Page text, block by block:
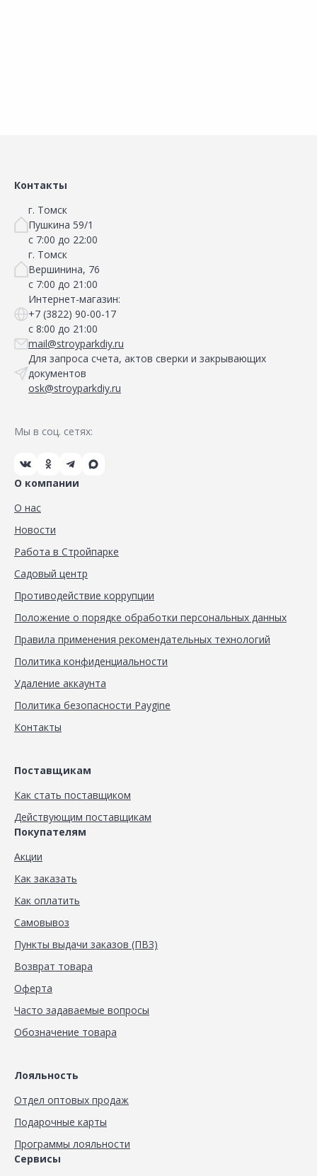
Контакты
г. Томск
Пушкина 59/1
с 7:00 до 22:00
г. Томск
Вершинина, 76
с 7:00 до 21:00
Интернет-магазин:
+7 (3822) 90-00-17
с 8:00 до 21:00
mail@stroyparkdiy.ru
Для запроса счета, актов сверки и закрывающих
документов
osk@stroyparkdiy.ru
Мы в соц. сетях:
О компании
О нас
Новости
Работа в Стройпарке
Садовый центр
Противодействие коррупции
Положение о порядке обработки персональных данных
Правила применения рекомендательных технологий
Политика конфиденциальности
Удаление аккаунта
Политика безопасности Paygine
Контакты
Поставщикам
Как стать поставщиком
Действующим поставщикам
Покупателям
Акции
Как заказать
Как оплатить
Самовывоз
Пункты выдачи заказов (ПВЗ)
Возврат товара
Оферта
Часто задаваемые вопросы
Обозначение товара
Лояльность
Отдел оптовых продаж
Подарочные карты
Программы лояльности
Сервисы